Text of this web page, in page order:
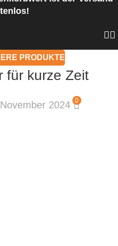
PRODUKTE
für kurze Zeit
2024 0